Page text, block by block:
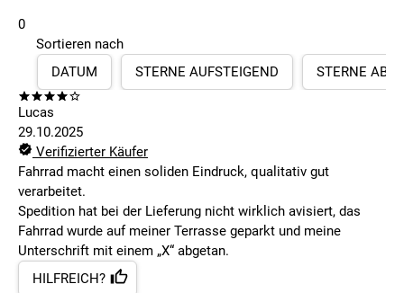
0
Sortieren nach
DATUM
STERNE AUFSTEIGEND STERNE
Lucas
29.10.2025
Verifizierter Käufer
Fahrrad macht einen soliden Eindruck, qualitativ gut
verarbeitet.
Spedition hat bei der Lieferung nicht wirklich avisiert, das
Fahrrad wurde auf meiner Terrasse geparkt und meine
Unterschrift mit einem „X“ abgetan.
HILFREICH?